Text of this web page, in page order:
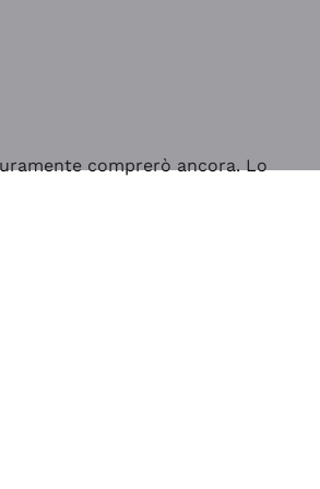
comprerò ancora. Lo